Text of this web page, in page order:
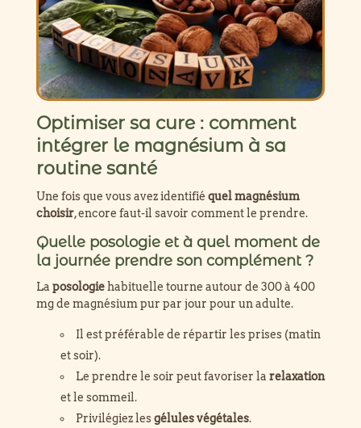
Optimiser sa cure : comment
intégrer le magnésium à sa
routine santé
Une fois que vous avez identifié quel magnésium
choisir, encore faut-il savoir comment le prendre.
Quelle posologie et à quel moment de
la journée prendre son complément ?
La posologiehabituelle tourne autour de 300 à 400
mg de magnésium pur par jour pour un adulte.
Il est préférable de répartir les prises (matin
et soir).
Le prendre le soir peut favoriser la relaxation
et le sommeil.
Privilégiez lesgélules végétales.